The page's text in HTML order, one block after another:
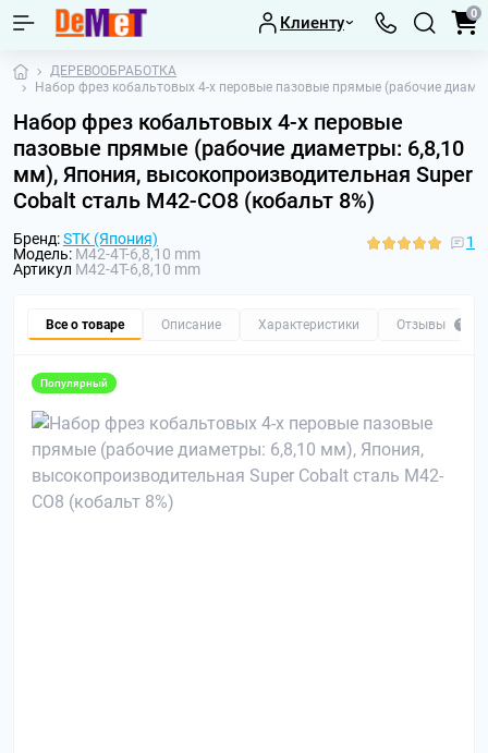
Клиенту 0
ДЕРЕВООБРАБОТКА
Набор фрез кобальтовых 4-х перовые пазовые прямые (рабочие
Набор фрез кобальтовых 4-х перовые
пазовые прямые (рабочие диаметры: 6,8,10
мм), Япония, высокопроизводительная Super
Cobalt сталь M42-CO8 (кобальт 8%)
Бренд:STK (Япония)
Модель: M42-4T-6,8,10 mm
Артикул M42-4T-6,8,10 mm
1
Все о товаре Описание Характеристики Отзывы 1
Популярный